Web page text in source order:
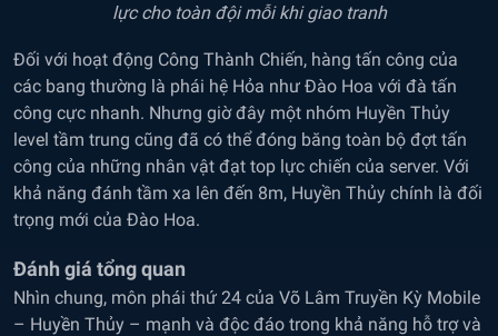
lực cho toàn đội mỗi khi giao tranh
Đối với hoạt động Công Thành Chiến, hàng tấn công của
các bang thường là phái hệ Hỏa như Đào Hoa với đà tấn
công cực nhanh. Nhưng giờ đây một nhóm Huyền Thủy
level tầm trung cũng đã có thể đóng băng toàn bộ đợt tấn
công của những nhân vật đạt top lực chiến của server. Với
khả năng đánh tầm xa lên đến 8m, Huyền Thủy chính là đối
trọng mới của Đào Hoa.
Đánh giá tổng quan
Nhìn chung, môn phái thứ 24 của Võ Lâm Truyền Kỳ Mobile
– Huyền Thủy – mạnh và độc đáo trong khả năng hỗ trợ và